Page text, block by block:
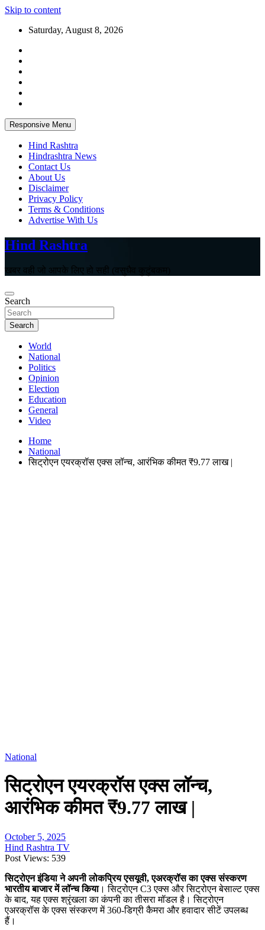
Skip to content
Saturday, August 8, 2026
Responsive Menu
Hind Rashtra
Hindrashtra News
Contact Us
About Us
Disclaimer
Privacy Policy
Terms & Conditions
Advertise With Us
Hind Rashtra
खबर वही जो आपके लिए हो सही (वसुधैव कुटुंबकम)
Search
Search
World
National
Politics
Opinion
Election
Education
General
Video
Home
National
सिट्रोएन एयरक्रॉस एक्स लॉन्च, आरंभिक कीमत ₹9.77 लाख |
National
सिट्रोएन एयरक्रॉस एक्स लॉन्च,
आरंभिक कीमत ₹9.77 लाख |
October 5, 2025
Hind Rashtra TV
Post Views: 539
सिट्रोएन इंडिया ने अपनी लोकप्रिय एसयूवी, एअरक्रॉस का एक्स संस्करण
भारतीय बाजार में लॉन्च किया। सिट्रोएन C3 एक्स और सिट्रोएन बेसाल्ट एक्स
के बाद, यह एक्स श्रृंखला का कंपनी का तीसरा मॉडल है। सिट्रोएन
एअरक्रॉस के एक्स संस्करण में 360-डिग्री कैमरा और हवादार सीटें उपलब्ध
हैं।